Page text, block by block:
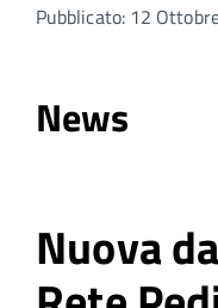
Pubblicato: 12
News
Nuova